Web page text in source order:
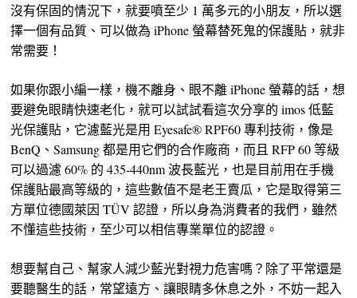
沒有保固的情況下，就要噴至少 1 萬多元的小朋友，所以選
擇一個有品質、可以做為 iPhone 螢幕替死鬼的保護貼，就非
常需要！
如果你跟小編一樣，機不離身、眼不離 iPhone 螢幕的話，想
要避免眼睛快速老化，就可以試試看這次分享的 imos 低藍
光保護貼，它濾藍光是用 Eyesafe® RPF60 專利技術，像是
BenQ、Samsung 都是用它們的合作廠商，而且 RFP 60 等級
可以過濾 60% 的 435-440nm 波長藍光，也是目前用在手機
保護貼最高等級的，這些數值不是老王賣瓜，它是取得第三
方單位德國萊因 TÜV 認證，所以身為消費者的我們，雖然
不懂這些技術，至少可以相信專業單位的認證。
想要幫自己、幫家人減少藍光對視力危害嗎？除了平常還是
要聽醫生的話，常望遠方、讓眼睛多休息之外，不妨一起入